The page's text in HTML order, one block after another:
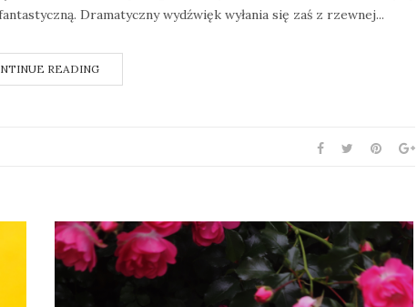
Dramatyczny wydźwięk wyłania się zaś z rzewnej...
READING